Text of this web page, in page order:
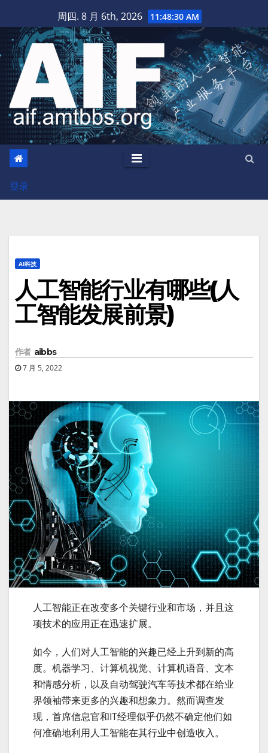
至
内
容
周四. 8 月 6th, 2026 11:48:31 AM
登录
AI科技
人工智能行业有哪些(人
工智能发展前景)
作者 aibbs
7 月 5, 2022
人工智能正在改变多个关键行业和市场，并且这
项技术的应用正在迅速扩展。
如今，人们对人工智能的兴趣已经上升到新的高
度。机器学习、计算机视觉、计算机语音、文本
和情感分析，以及自动驾驶汽车等技术都在给业
界领袖带来更多的兴趣和想象力。然而调查发
现，首席信息官和IT经理似乎仍然不确定他们如
何准确地利用人工智能在其行业中创造收入。